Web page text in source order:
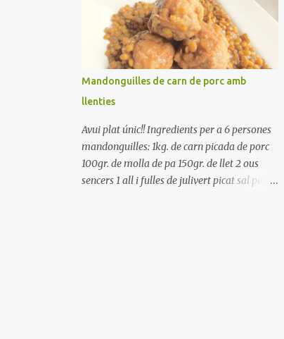
Renteu els pebrots i talleu-los a trossets.
Renteu les tomates i talleu-les a octaus.
Talleu les olives a rodanxes. Una hora abans
de portar a la taula, poseu els cigrons, ben
escorreguts, en un bol, amb la resta
d'ingredients: les tomates, el pebrot, la ceba,
(escorreguda), les olives i la tonyina
esmicolada. Amaniu amb sal i oli... bon
profit!!
Mandonguilles de carn de porc amb
llenties
Avui plat únic!! Ingredients per a 6 persones
mandonguilles: 1kg. de carn picada de porc
100gr. de molla de pa 150gr. de llet 2 ous
sencers 1 all i fulles de julivert picat sal pebre